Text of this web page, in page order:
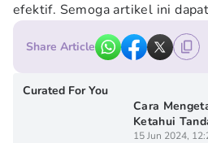
efektif. Semoga artikel ini
Share Article
Curated For You
Cara
Ketahui
15 Jun 2024,